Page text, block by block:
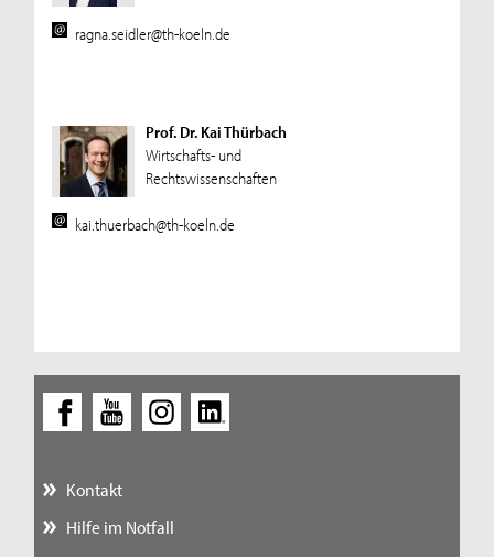
ragna.seidler@th-koeln.de
Prof. Dr. Kai Thürbach
Wirtschafts- und
Rechtswissenschaften
kai.thuerbach@th-koeln.de
Kontakt
Hilfe im Notfall